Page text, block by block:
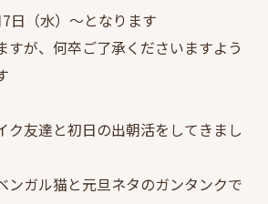
日（水）～となります
すが、何卒ご了承くださいますよう
ク友達と初日の出朝活をしてきまし
ンガル猫と元旦ネタのガンタンクで